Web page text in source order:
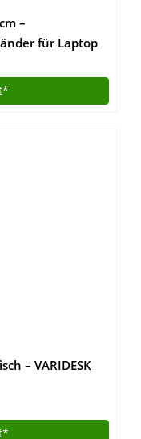
–
für Laptop
– VARIDESK